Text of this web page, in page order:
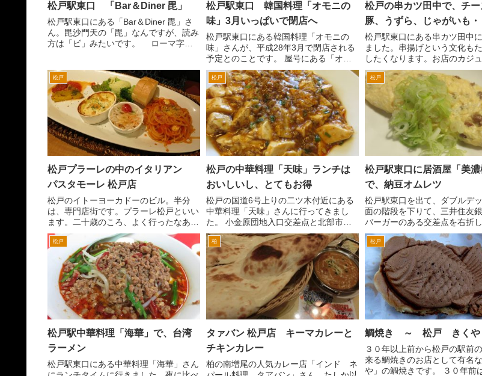
松戸駅東口 「Bar＆Diner 毘」
松戸駅東口にある「Bar＆Diner 毘」さ
ん。毘沙門天の「毘」なんですが、読み
方は「ビ」みたいです。 ローマ字表
友銀行前の十字路を右折して、3分程度
歩いた左手で...
松戸駅東口 韓国料理「オモニの
味」3月いっぱいで閉店へ
松戸駅東口にある韓国料理「オモニの
味」さんが、平成28年3月で閉店される
予定とのことです。 屋号にある「オモ
ニ」は、朝鮮語で「お母さん」の意味で
す。屋号の通り、オモニがやっていま
す。 松戸駅東口、イトーヨーカドー
前の通りを右折します。3分...
松戸の串カツ田中で、チー
豚、うずら、じゃがいも・
松戸駅東口にある串カツ田中
ました。串揚げという文化も
したくなります。お店のカジ
囲気もいいです。 松戸駅東
て、ダブルデッキを地上に降
アザ松戸ビル一階の吉野家の
す。突き当たりを左折すると...
松戸
松戸プラーレの中のイタリアン
パスタモーレ 松戸店
松戸のイトーヨーカドーのビル。半分
は、専門店街です。プラーレ松戸といい
ます。二十歳のころ、よく行ったなあ。
20年位いってなかったんですが、買い物
ついでに食事に行きました。 和食、
洋食、中華、らーめんなど結構いろいろ
なお店が入ってます。入っ...
松戸
松戸の中華料理「天味」ランチは
おいしいし、とてもお得
松戸の国道6号上りの二ツ木付近にある
中華料理「天味」さんに行ってきまし
た。 小金原団地入口交差点と北部市場
入口交差点の中間ぐらいにあります。
本格中華がおいしい天味さんですが、
ランチタイムは定食でいただけるので、
千円前後でその味を堪能でき...
松戸
松戸駅東口に居酒屋「美濃
で、納豆オムレツ
松戸駅東口を出て、ダブルデ
面の階段を下りて、三井住友
バーガーのある交差点を右折し
程度歩いた右手の角にある美
料理がテーマの居酒屋「美濃
一皿一皿が少量で、価格も
で、いろいろ食べること...
松戸
松戸駅中華料理「海華」で、台湾
ラーメン
松戸駅東口にある中華料理「海華」さん
柏
タァバン 松戸店 キーマカレーと
チキンカレー
柏の南増尾の人気カレー店「インド ネ
松戸
鯛焼き ～ 松戸 きくや
３０年以上前から松戸の駅前
来る鯛焼きのお店として有名
や」の鯛焼きです。 ３０年前